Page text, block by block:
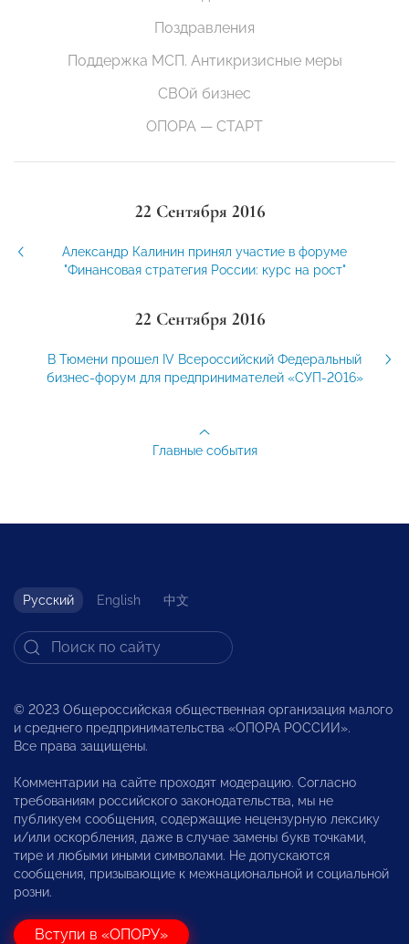
Поздравления
Поддержка МСП. Антикризисные меры
СВОй бизнес
ОПОРА — СТАРТ
22 Сентября 2016
Александр Калинин принял участие в форуме
"Финансовая стратегия России: курс на рост"
22 Сентября 2016
В Тюмени прошел IV Всероссийский Федеральный
бизнес-форум для предпринимателей «СУП-2016»
Главные события
Русский English 中文
© 2023 Общероссийская общественная организация малого
и среднего предпринимательства «ОПОРА РОССИИ».
Все права защищены.
Комментарии на сайте проходят модерацию. Согласно
требованиям российского законодательства, мы не
публикуем сообщения, содержащие нецензурную лексику
и/или оскорбления, даже в случае замены букв точками,
тире и любыми иными символами. Не допускаются
сообщения, призывающие к межнациональной и социальной
розни.
Вступи в «ОПОРУ»